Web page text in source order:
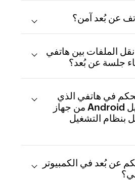
الملفات بين هاتفي
جلسة عن بُعد؟
في هاتفي الذي
يعمل بنظام التشغيل Android من جهاز
بنظام التشغيل
عن بُعد في الكمبيوتر